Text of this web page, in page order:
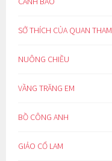
SỞ THÍCH CỦA QUAN THAM
NUÔNG CHIỀU
VẦNG TRĂNG EM
BỒ CÔNG ANH
GIẢO CỔ LAM